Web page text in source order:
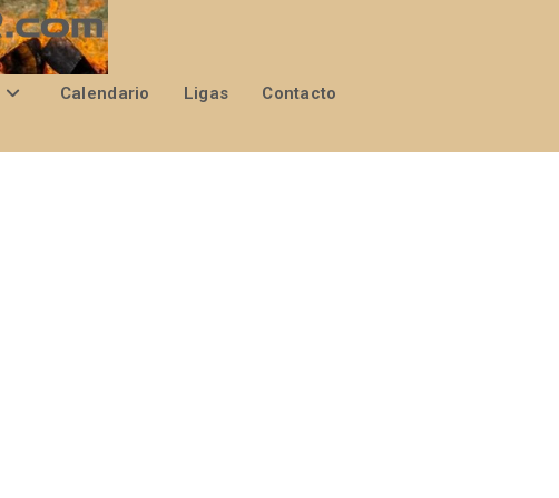
Calendario Ligas Contacto